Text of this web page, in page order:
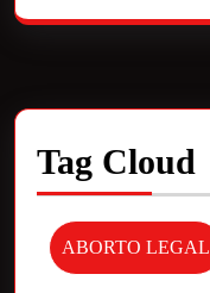
Tag Cloud
ABORTO LEGAL